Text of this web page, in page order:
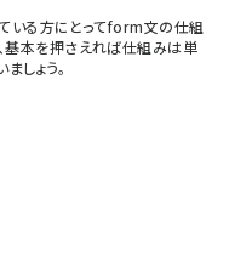
る方にとってform文の仕組
基本を押さえれば仕組みは単
しょう。